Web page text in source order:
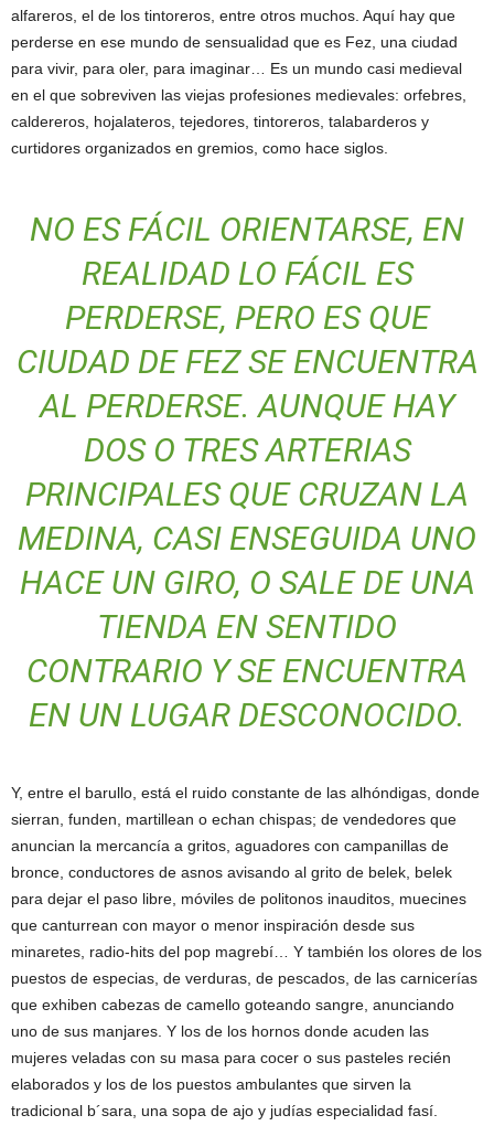
alfareros, el de los tintoreros, entre otros muchos. Aquí hay que
perderse en ese mundo de sensualidad que es Fez, una ciudad
para vivir, para oler, para imaginar… Es un mundo casi medieval
en el que sobreviven las viejas profesiones medievales: orfebres,
caldereros, hojalateros, tejedores, tintoreros, talabarderos y
curtidores organizados en gremios, como hace siglos.
NO ES FÁCIL ORIENTARSE, EN
REALIDAD LO FÁCIL ES
PERDERSE, PERO ES QUE
CIUDAD DE FEZ SE ENCUENTRA
AL PERDERSE. AUNQUE HAY
DOS O TRES ARTERIAS
PRINCIPALES QUE CRUZAN LA
MEDINA, CASI ENSEGUIDA UNO
HACE UN GIRO, O SALE DE UNA
TIENDA EN SENTIDO
CONTRARIO Y SE ENCUENTRA
EN UN LUGAR DESCONOCIDO.
Y, entre el barullo, está el ruido constante de las alhóndigas, donde
sierran, funden, martillean o echan chispas; de vendedores que
anuncian la mercancía a gritos, aguadores con campanillas de
bronce, conductores de asnos avisando al grito de belek, belek
para dejar el paso libre, móviles de politonos inauditos, muecines
que canturrean con mayor o menor inspiración desde sus
minaretes, radio-hits del pop magrebí… Y también los olores de los
puestos de especias, de verduras, de pescados, de las carnicerías
que exhiben cabezas de camello goteando sangre, anunciando
uno de sus manjares. Y los de los hornos donde acuden las
mujeres veladas con su masa para cocer o sus pasteles recién
elaborados y los de los puestos ambulantes que sirven la
tradicional b´sara, una sopa de ajo y judías especialidad fasí.